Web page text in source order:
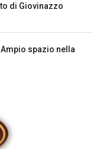
di Giovinazzo
spazio nella